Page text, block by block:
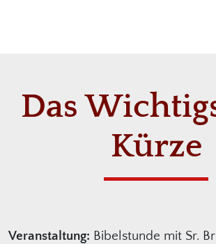
Das
Kürze
Veranstaltung: Bibelstunde mit Sr.